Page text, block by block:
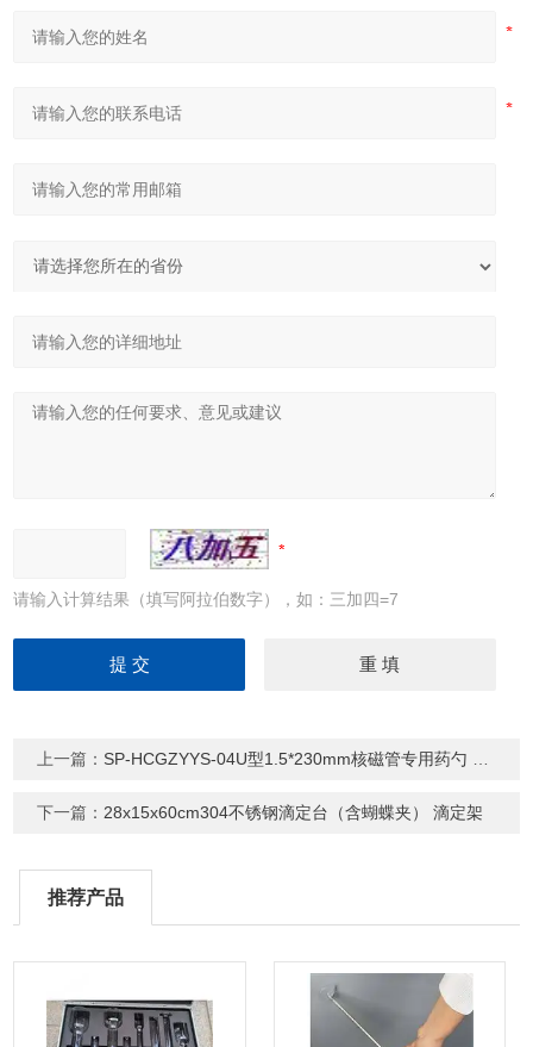
请输入计算结果（填写阿拉伯数字），如：三加四=7
上一篇： SP-HCGZYYS-04U型1.5*230mm核磁管专用药勺 药匙
下一篇： 28x15x60cm304不锈钢滴定台（含蝴蝶夹） 滴定架
推荐产品